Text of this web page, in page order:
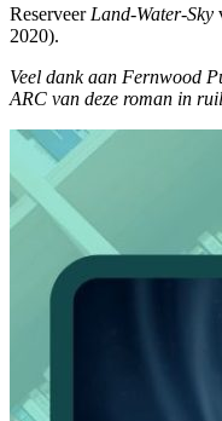
Reserveer Land-Water-Sky
2020).
Veel dank aan Fernwood
ARC van deze roman in